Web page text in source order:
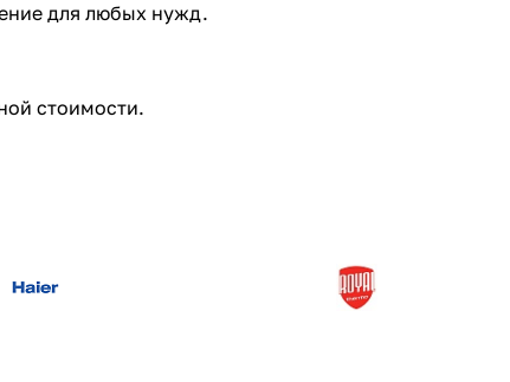
для любых нужд.
стоимости.